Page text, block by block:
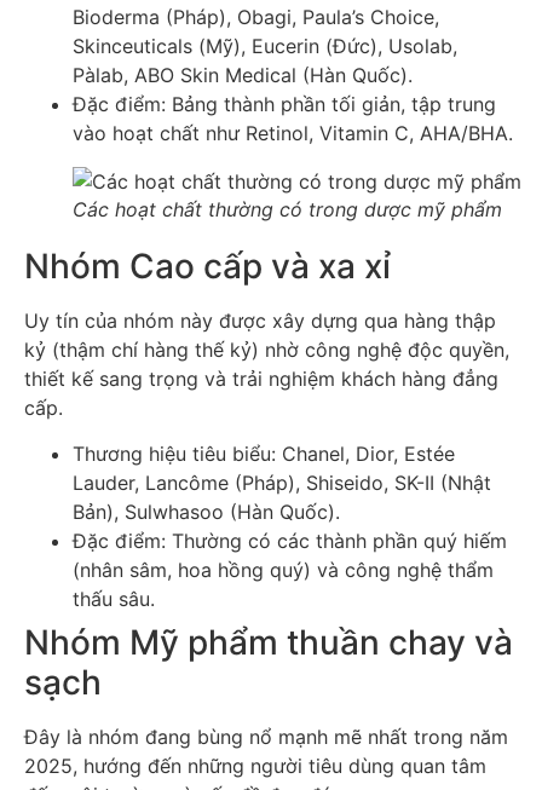
Bioderma (Pháp), Obagi, Paula’s Choice,
Skinceuticals (Mỹ), Eucerin (Đức), Usolab,
Pàlab, ABO Skin Medical (Hàn Quốc).
Đặc điểm: Bảng thành phần tối giản, tập trung
vào hoạt chất như Retinol, Vitamin C, AHA/BHA.
Các hoạt chất thường có trong dược mỹ phẩm
Nhóm Cao cấp và xa xỉ
Uy tín của nhóm này được xây dựng qua hàng thập
kỷ (thậm chí hàng thế kỷ) nhờ công nghệ độc quyền,
thiết kế sang trọng và trải nghiệm khách hàng đẳng
cấp.
Thương hiệu tiêu biểu: Chanel, Dior, Estée
Lauder, Lancôme (Pháp), Shiseido, SK-II (Nhật
Bản), Sulwhasoo (Hàn Quốc).
Đặc điểm: Thường có các thành phần quý hiếm
(nhân sâm, hoa hồng quý) và công nghệ thẩm
thấu sâu.
Nhóm Mỹ phẩm thuần chay và
sạch
Đây là nhóm đang bùng nổ mạnh mẽ nhất trong năm
2025, hướng đến những người tiêu dùng quan tâm